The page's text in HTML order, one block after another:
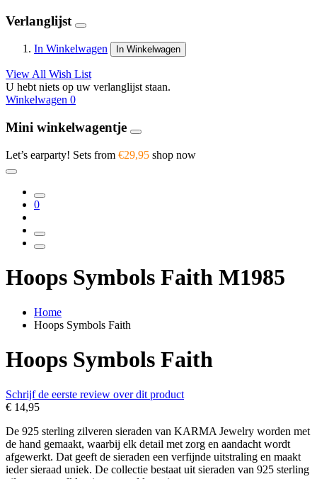
Verlanglijst
In Winkelwagen In Winkelwagen
View All Wish List
U hebt niets op uw verlanglijst staan.
Winkelwagen 0
Mini winkelwagentje
Let’s earparty! Sets from €29,95 shop now
0
Hoops Symbols Faith M1985
Home
Hoops Symbols Faith
Hoops Symbols Faith
Schrijf de eerste review over dit product
€ 14,95
De 925 sterling zilveren sieraden van KARMA Jewelry worden met
de hand gemaakt, waarbij elk detail met zorg en aandacht wordt
afgewerkt. Dat geeft de sieraden een verfijnde uitstraling en maakt
ieder sieraad uniek. De collectie bestaat uit sieraden van 925 sterling